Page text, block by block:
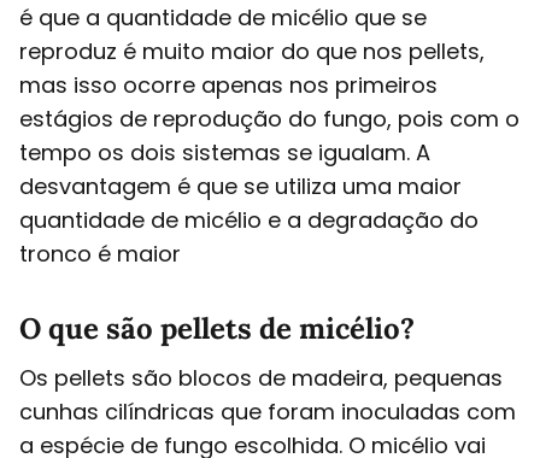
é que a quantidade de micélio que se
reproduz é muito maior do que nos pellets,
mas isso ocorre apenas nos primeiros
estágios de reprodução do fungo, pois com o
tempo os dois sistemas se igualam. A
desvantagem é que se utiliza uma maior
quantidade de micélio e a degradação do
tronco é maior
O que são pellets de micélio?
Os pellets são blocos de madeira, pequenas
cunhas cilíndricas que foram inoculadas com
a espécie de fungo escolhida. O micélio vai